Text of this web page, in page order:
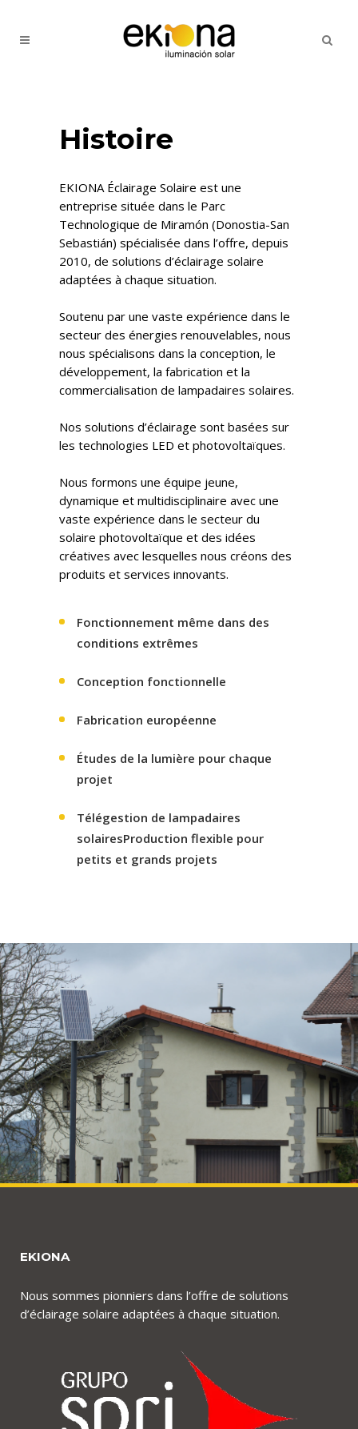
Histoire
EKIONA Éclairage Solaire est une
entreprise située dans le Parc
Technologique de Miramón (Donostia-San
Sebastián) spécialisée dans l’offre, depuis
2010, de solutions d’éclairage solaire
adaptées à chaque situation.
Soutenu par une vaste expérience dans le
secteur des énergies renouvelables, nous
nous spécialisons dans la conception, le
développement, la fabrication et la
commercialisation de lampadaires solaires.
Nos solutions d’éclairage sont basées sur
les technologies LED et photovoltaïques.
Nous formons une équipe jeune,
dynamique et multidisciplinaire avec une
vaste expérience dans le secteur du
solaire photovoltaïque et des idées
créatives avec lesquelles nous créons des
produits et services innovants.
Fonctionnement même dans des
conditions extrêmes
Conception fonctionnelle
Fabrication européenne
Études de la lumière pour chaque
projet
Télégestion de lampadaires
solairesProduction flexible pour
petits et grands projets
EKIONA
Nous sommes pionniers dans l’offre de solutions
d’éclairage solaire adaptées à chaque situation.